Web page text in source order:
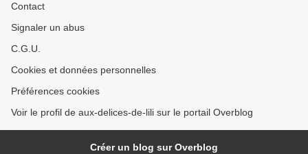
Contact
Signaler un abus
C.G.U.
Cookies et données personnelles
Préférences cookies
Voir le profil de aux-delices-de-lili sur le portail Overblog
Créer un blog sur Overblog